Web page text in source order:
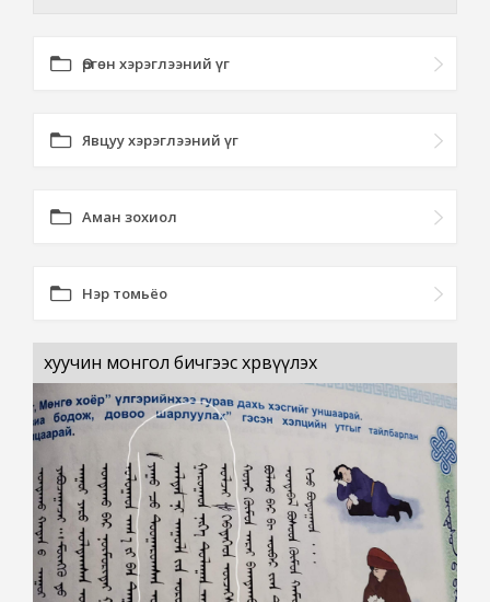
Өргөн хэрэглээний үг
Явцуу хэрэглээний үг
Аман зохиол
Нэр томьёо
хуучин монгол бичгээс хөрвүүлэх